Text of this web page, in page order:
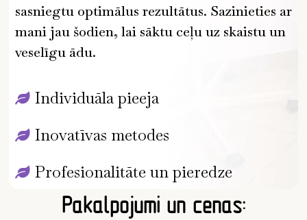
sasniegtu optimālus rezultātus. Sazinieties ar
mani jau šodien, lai sāktu ceļu uz skaistu un
veselīgu ādu.
Individuāla pieeja
Inovatīvas metodes
Profesionalitāte un pieredze
Pakalpojumi un cenas: